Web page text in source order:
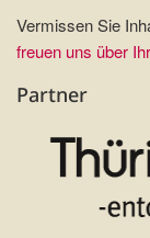
Vermissen Sie
freuen uns über
Partner